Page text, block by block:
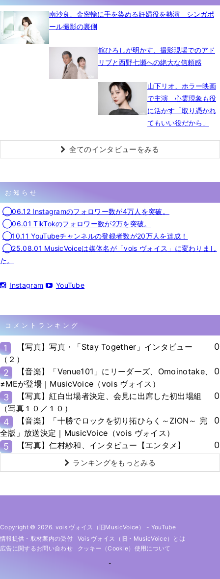
南沙良、金密輸に手を染める妊婦役を熱演 シンガポ
ール撮影の裏側
舘ひろしが明かす、撮影現場でのアド
リブと西野七瀬への絶大な信頼感
山下リオ、ホラー映画
で主演 心霊現象も役
に活かす「取り憑かれ
てもいい役だから」
全てのインタビューをみる
お知らせ
◯06.12 Instagramのフォロワー数が4万人を突破。
◯06.01 TikTokのフォロワー数が2万を突破。
◯10.11 YouTubeチャンネルの登録者数が20万人を達成！
◯25.08.01 MusicVoiceは媒体名が「vois ヴォイス」に変わりまし
た。
Instagram YouTube
コメントランキング
1
【写真】写真・「Stay Together」インタビュー
（２）
0
2
【音楽】「Venue101」にリーダーズ、Omoinotake、
≠MEが登場｜MusicVoice（vois ヴォイス）
0
3
【写真】紅白出場者決定、会見に出席した初出場組
（写真１０／１０）
0
4
【音楽】「十勝でロックを切り拓ひらく～ZION～ 完
全版」放送決定｜MusicVoice（vois ヴォイス）
0
5 【写真】仁村紗和、インタビュー【エンタメ】 0
ランキングをもっとみる
Copyright © 2026. vois ヴォイス（旧MusicVoice） - YouTube
情報提供・取材案内の受付
Vois ヴォイス（旧・MusicVoice）とは
広告に関するお問い合わせ
クッキー（cookie）使用について
-